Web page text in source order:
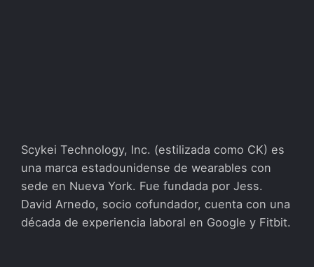
Scykei Technology, Inc. (estilizada como CK) es
una marca estadounidense de wearables con
sede en Nueva York. Fue fundada por Jess.
David Arnedo, socio cofundador, cuenta con una
década de experiencia laboral en Google y Fitbit.